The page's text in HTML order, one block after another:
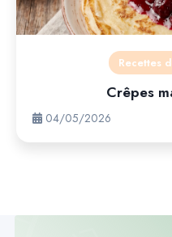
Recettes
Crêpes
04/05/2026